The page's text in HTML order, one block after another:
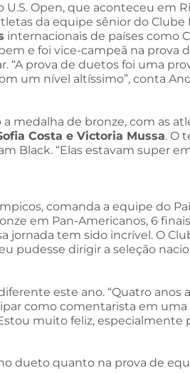
Open, que aconteceu em
da equipe sênior do
internacionais de países como
e foi vice-campeã na prova
“A prova de duetos foi uma
um nível altíssimo”, conta
medalha de bronze, com as
Costa e Victoria Mussa. O
Black. “Elas estavam super
comanda a equipe do
em Pan-Americanos, 6
jornada tem sido incrível. O
pudesse dirigir a seleção
este ano. “Quatro anos
como comentarista em uma
muito feliz, especialmente
dueto quanto na prova de